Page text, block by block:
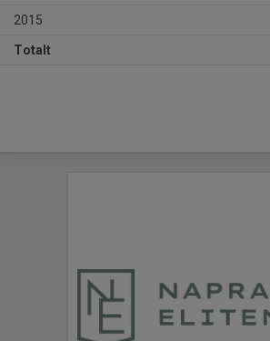
2015
Totalt